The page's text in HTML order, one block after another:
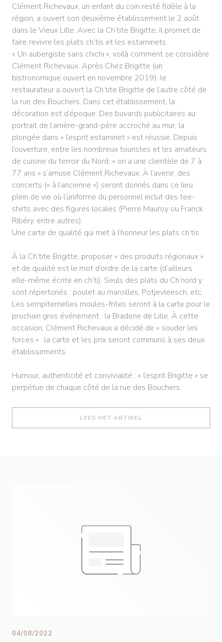
Clément Richevaux, un enfant du coin resté fidèle à la
région, a ouvert son deuxième établissement le 2 août
dans le Vieux Lille. Avec la Ch’tite Brigitte, il promet de
faire revivre les plats ch’tis et les estaminets.
« Un aubergiste sans chichi », voilà comment se considère
Clément Richevaux. Après Chez Brigitte (un
bistronomique ouvert en novembre 2019), le
restaurateur a ouvert la Ch’tite Brigitte de l’autre côté de
la rue des Bouchers. Dans cet établissement, la
décoration est d’époque. Des buvards publicitaires au
portrait de l’arrière-grand-père accroché au mur, la
plongée dans « l’esprit estaminet » est réussie. Depuis
l’ouverture, entre les nombreux touristes et les amateurs
de cuisine du terroir du Nord, « on a une clientèle de 7 à
77 ans » s’amuse Clément Richevaux. À l’avenir, des
concerts (« à l’ancienne ») seront donnés dans ce lieu
plein de vie où l’uniforme du personnel inclut des tee-
shirts avec des figures locales (Pierre Mauroy ou Franck
Ribéry, entre autres).
Une carte de qualité qui met à l’honneur les plats ch’tis
À la Ch’tite Brigitte, proposer « des produits régionaux »
et de qualité est le mot d’ordre de la carte (d’ailleurs
elle-même écrite en ch’ti). Seuls des plats du Ch’nord y
sont répertoriés : poulet au maroilles, Potjevleesch, etc.
Les sempiternelles moules-frites seront à la carte pour le
prochain gros événement : la Braderie de Lille. À cette
occasion, Clément Richevaux a décidé de « souder les
forces » : la carte et les prix seront communs à ses deux
établissements.
Humour, authenticité et convivialité : « l’esprit Brigitte » se
perpétue de chaque côté de la rue des Bouchers.
LEES HET ARTIKEL
04/08/2022